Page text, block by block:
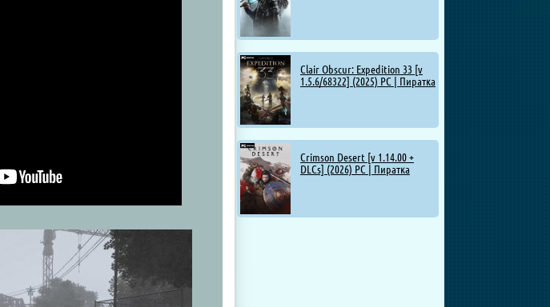
Clair Obscur: Expedition 33 [v
1.5.6/68322] (2025) PC | Пиратка
Crimson Desert [v 1.14.00 +
DLCs] (2026) PC | Пиратка